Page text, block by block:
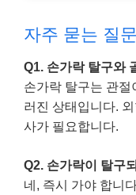
자주 묻는 질
Q1. 손가락 탈구와
손가락 탈구는 관절
러진 상태입니다.
사가 필요합니다.
Q2. 손가락이 탈구
네, 즉시 가야 합니